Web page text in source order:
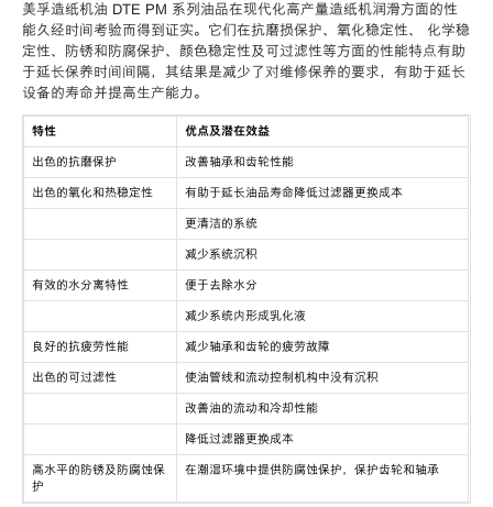
美孚造纸机油 DTE PM 系列油品在现代化高产量造纸机润滑方面的性
能久经时间考验而得到证实。它们在抗磨损保护、氧化稳定性、 化学稳
定性、防锈和防腐保护、颜色稳定性及可过滤性等方面的性能特点有助
于延长保养时间间隔，其结果是减少了对维修保养的要求，有助于延长
设备的寿命并提高生产能力。
特性 优点及潜在效益
出色的抗磨保护 改善轴承和齿轮性能
出色的氧化和热稳定性 有助于延长油品寿命降低过滤器更换成本
更清洁的系统
减少系统沉积
有效的水分离特性 便于去除水分
减少系统内形成乳化液
良好的抗疲劳性能 减少轴承和齿轮的疲劳故障
出色的可过滤性 使油管线和流动控制机构中没有沉积
改善油的流动和冷却性能
降低过滤器更换成本
高水平的防锈及防腐蚀保
护
在潮湿环境中提供防腐蚀保护，保护齿轮和轴承